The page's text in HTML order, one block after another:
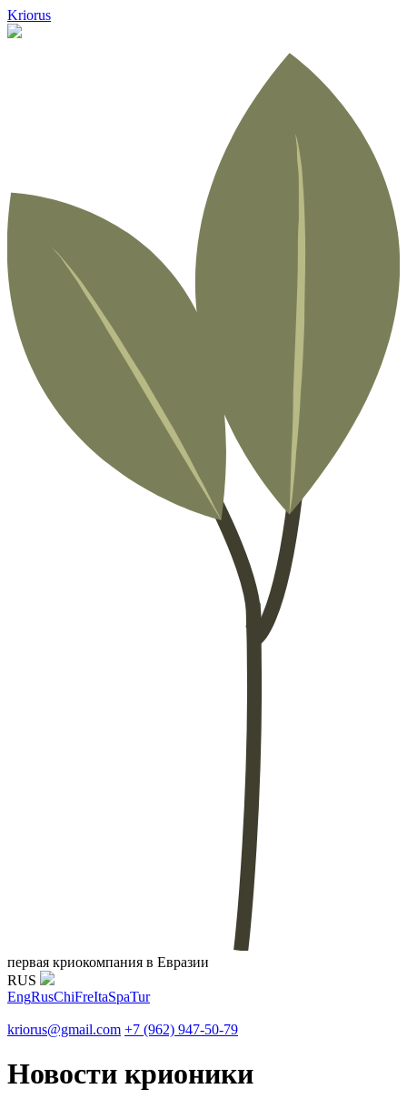
Kriorus
первая криокомпания в Евразии
RUS
EngRusChiFreItaSpaTur
kriorus@gmail.com +7 (962) 947-50-79
Новости крионики